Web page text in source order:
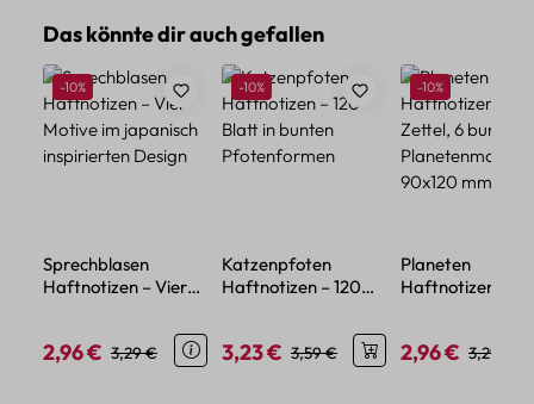
Produktgalerie überspringen
Das könnte dir auch gefallen
Rabatt
-10%
Sprechblasen
Haftnotizen – Vier
inspirierten Design
Verkaufspreis:
2,96 € Regulärer Preis:
3,29 €
Rabatt
-10%
Katzenpfoten
Haftnotizen – 120
Verkaufspreis:
3,23 € Regulärer Preis:
3,59 €
Rabatt
-10%
Planeten
Haftnotizen Set
90x120 mm
Verkaufspreis:
2,96 € 3,29 €